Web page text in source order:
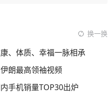
换一换
、体质、幸福一脉相承
朗最高领袖视频
手机销量TOP30出炉